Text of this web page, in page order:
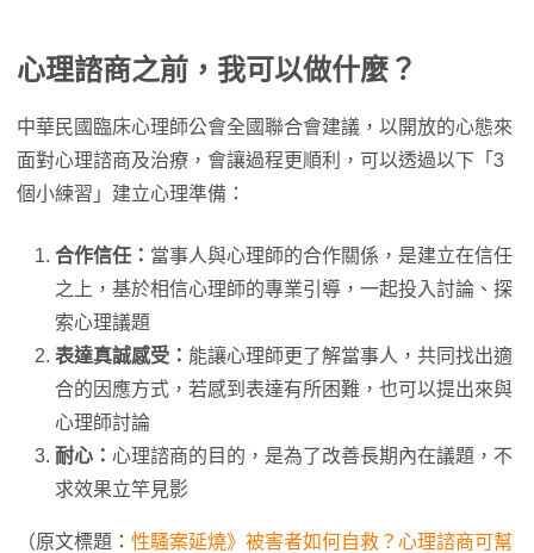
心理諮商之前，我可以做什麼？
中華民國臨床心理師公會全國聯合會建議，以開放的心態來
面對心理諮商及治療，會讓過程更順利，可以透過以下「3
個小練習」建立心理準備：
合作信任： 當事人與心理師的合作關係，是建立在信任
之上，基於相信心理師的專業引導，一起投入討論、探
索心理議題
表達真誠感受： 能讓心理師更了解當事人，共同找出適
合的因應方式，若感到表達有所困難，也可以提出來與
心理師討論
耐心： 心理諮商的目的，是為了改善長期內在議題，不
求效果立竿見影
（原文標題： 性騷案延燒》被害者如何自救？心理諮商可幫